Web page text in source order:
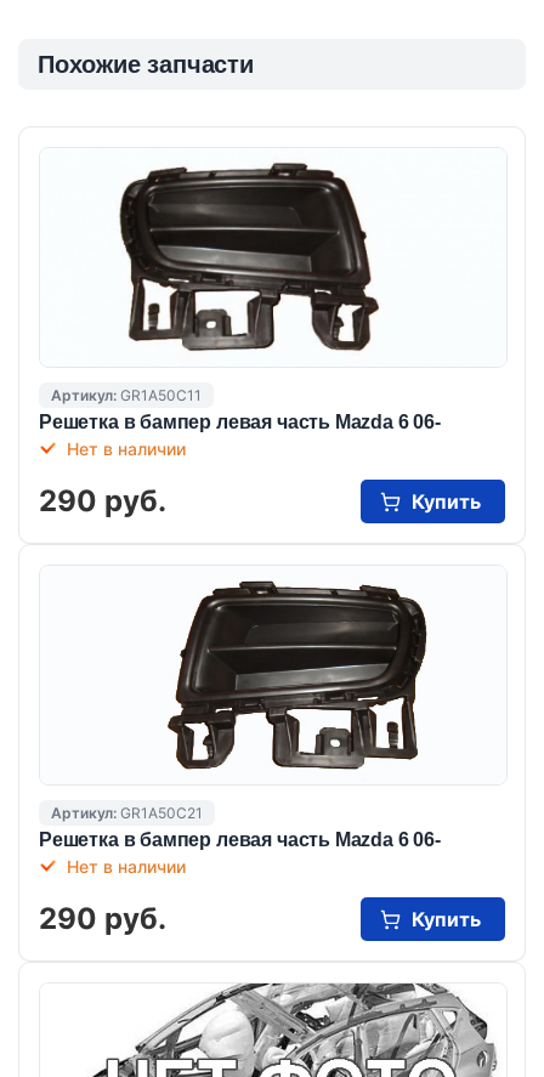
Похожие запчасти
Артикул: GR1A50C11
Решетка в бампер левая часть Mazda 6 06-
Нет в наличии
290 руб. Купить
Артикул: GR1A50C21
Решетка в бампер левая часть Mazda 6 06-
Нет в наличии
290 руб. Купить